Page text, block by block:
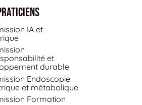
IA et
et
durable
Endoscopie
et métabolique
Formation